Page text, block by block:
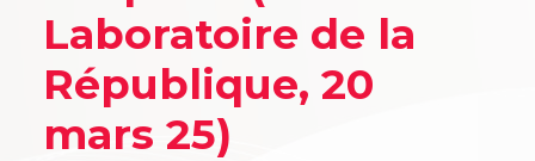
Laboratoire de la
République, 20
mars 25)